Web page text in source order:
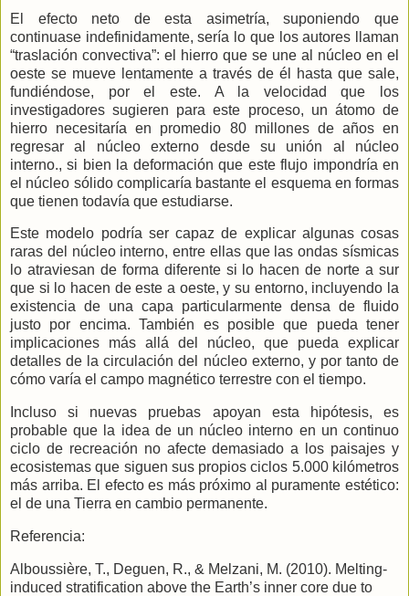
El efecto neto de esta asimetría, suponiendo que
continuase indefinidamente, sería lo que los autores llaman
“traslación convectiva”: el hierro que se une al núcleo en el
oeste se mueve lentamente a través de él hasta que sale,
fundiéndose, por el este. A la velocidad que los
investigadores sugieren para este proceso, un átomo de
hierro necesitaría en promedio 80 millones de años en
regresar al núcleo externo desde su unión al núcleo
interno., si bien la deformación que este flujo impondría en
el núcleo sólido complicaría bastante el esquema en formas
que tienen todavía que estudiarse.
Este modelo podría ser capaz de explicar algunas cosas
raras del núcleo interno, entre ellas que las ondas sísmicas
lo atraviesan de forma diferente si lo hacen de norte a sur
que si lo hacen de este a oeste, y su entorno, incluyendo la
existencia de una capa particularmente densa de fluido
justo por encima. También es posible que pueda tener
implicaciones más allá del núcleo, que pueda explicar
detalles de la circulación del núcleo externo, y por tanto de
cómo varía el campo magnético terrestre con el tiempo.
Incluso si nuevas pruebas apoyan esta hipótesis, es
probable que la idea de un núcleo interno en un continuo
ciclo de recreación no afecte demasiado a los paisajes y
ecosistemas que siguen sus propios ciclos 5.000 kilómetros
más arriba. El efecto es más próximo al puramente estético:
el de una Tierra en cambio permanente.
Referencia:
Alboussière, T., Deguen, R., & Melzani, M. (2010). Melting-
induced stratification above the Earth’s inner core due to